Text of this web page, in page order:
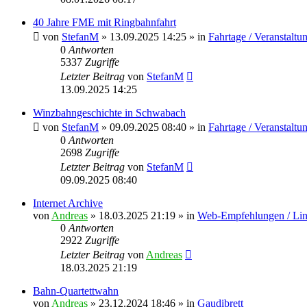
40 Jahre FME mit Ringbahnfahrt
von StefanM » 13.09.2025 14:25 » in Fahrtage /
0 Antworten
5337 Zugriffe
Letzter Beitrag von StefanM
13.09.2025 14:25
Winzbahngeschichte in Schwabach
von StefanM » 09.09.2025 08:40 » in Fahrtage /
0 Antworten
2698 Zugriffe
Letzter Beitrag von StefanM
09.09.2025 08:40
Internet Archive
von Andreas » 18.03.2025 21:19 » in Web-Empfehlungen /
0 Antworten
2922 Zugriffe
Letzter Beitrag von Andreas
18.03.2025 21:19
Bahn-Quartettwahn
von Andreas » 23.12.2024 18:46 » in Gaudibrett